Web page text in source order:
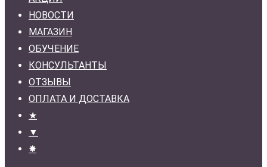
НОВОСТИ
МАГАЗИН
ОБУЧЕНИЕ
КОНСУЛЬТАНТЫ
ОТЗЫВЫ
ОПЛАТА И ДОСТАВКА
★
▼
✸